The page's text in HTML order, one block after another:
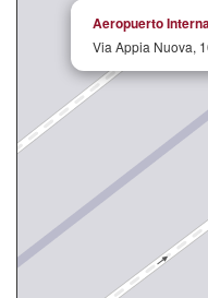
Aeropuerto
Via Appia Nuova,